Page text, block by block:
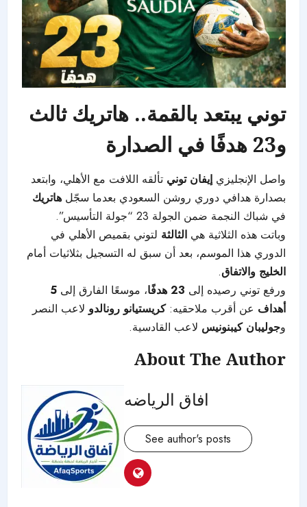
توني يبتعد بالقمة.. هاتريك ثالث
و23 هدفًا في الصدارة
واصل الإنجليزيإيفان توني تألقه اللافت مع الأهلي، وابتعد
بصدارة هدافي دوري روشن السعودي بعدما سجّلهاتريك
في شباك النجمة ضمن الجولة 23 “جولة التأسيس”.
وباتت هذه الثلاثية هيالثالثة لتوني بقميص الأهلي في
الدوري هذا الموسم، بعد أن سبق له التسجيل بثلاثيات أمام
الخليج والاتفاق.
ورفع توني رصيده إلى 23 هدفًا ، موسعًا الفارق إلى5
أهداف عن أقرب ملاحقيه:كريستيانو رونالدو لاعب النصر
وجوليبان كيبنونيس لاعب القادسية.
About The Author
افاق الرياضه
See author's posts